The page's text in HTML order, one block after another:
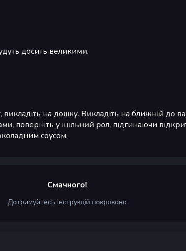
досить великими.
викладіть на дошку. Викладіть на ближній до
поверніть у щільний рол, підгинаючи
соусом.
Смачного!
Дотримуйтесь інструкцій покроково